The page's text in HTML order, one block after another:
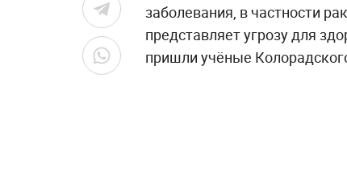
заболевания, в частности
представляет угрозу для
пришли учёные